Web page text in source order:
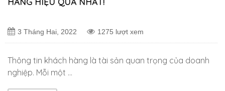
3 Tháng Hai, 2022 1275 lượt xem
Thông tin khách hàng là tài sản quan trọng của doanh
nghiệp. Mỗi một …